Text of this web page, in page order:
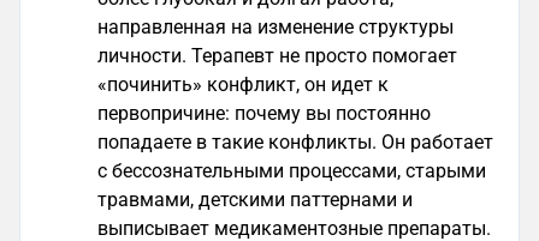
направленная на изменение структуры
личности. Терапевт не просто помогает
«починить» конфликт, он идет к
первопричине: почему вы постоянно
попадаете в такие конфликты. Он работает
с бессознательными процессами, старыми
травмами, детскими паттернами и
выписывает медикаментозные препараты.